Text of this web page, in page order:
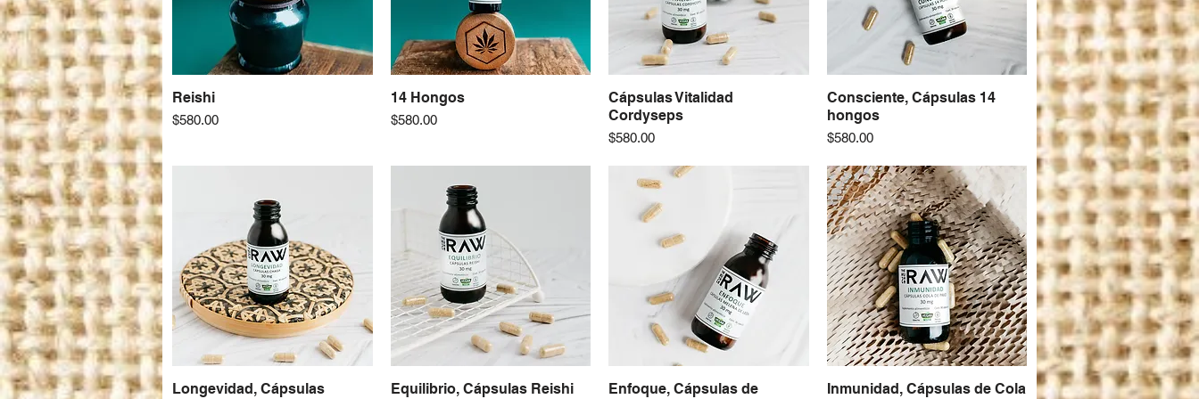
Reishi
Precio
$580.00
Vista rápida
14 Hongos
Precio
$580.00
Vista rápida
Cápsulas Vitalidad
Cordyseps
Precio
$580.00
Vista rápida
Consciente, Cápsulas 14
hongos
Precio
$580.00
Vista rápida
Longevidad, Cápsulas
Vista rápida
Equilibrio, Cápsulas Reishi Vista rápida
Enfoque, Cápsulas de
Vista rápida
Inmunidad, Cápsulas de Cola